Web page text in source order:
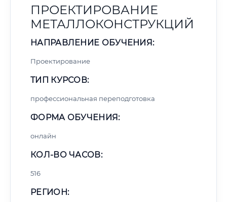
ПРОЕКТИРОВАНИЕ
МЕТАЛЛОКОНСТРУКЦИЙ
НАПРАВЛЕНИЕ ОБУЧЕНИЯ:
Проектирование
ТИП КУРСОВ:
профессиональная переподготовка
ФОРМА ОБУЧЕНИЯ:
онлайн
КОЛ-ВО ЧАСОВ:
516
РЕГИОН: